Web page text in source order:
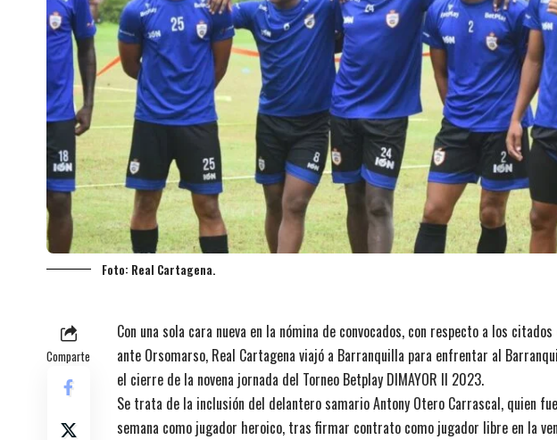
Foto: Real Cartagena.
Comparte
Con una sola cara nueva en la nómina de convocados, con respecto a los
ante Orsomarso, Real Cartagena viajó a Barranquilla para enfrentar al
el cierre de la novena jornada del Torneo Betplay DIMAYOR II 2023.
Se trata de la inclusión del delantero samario Antony Otero Carrascal, quien
semana como jugador heroico, tras firmar contrato como jugador libre en la